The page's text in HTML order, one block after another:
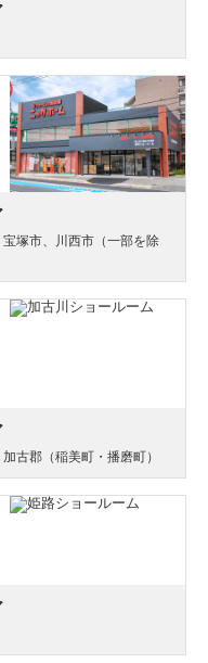
塚市、川西市（一部を除
古郡（稲美町・播磨町）